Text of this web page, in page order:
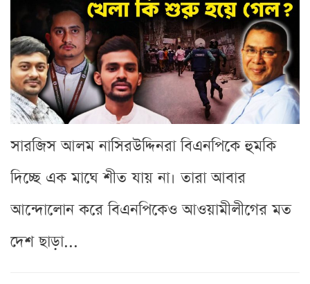
সারজিস আলম নাসিরউদ্দিনরা বিএনপিকে হুমকি
দিচ্ছে এক মাঘে শীত যায় না। তারা আবার
আন্দোলোন করে বিএনপিকেও আওয়ামীলীগের মত
দেশ ছাড়া...